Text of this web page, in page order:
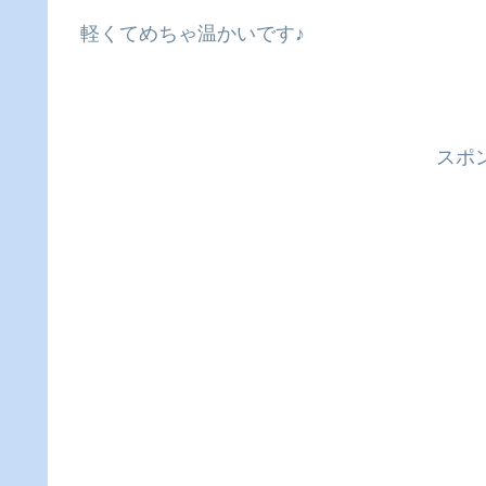
軽くてめちゃ温かいです♪
スポ